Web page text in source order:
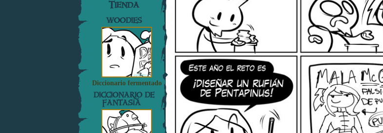
Tienda
WOODIES
Diccionario fermentado
DICCIONARIO DE
FANTASÍA